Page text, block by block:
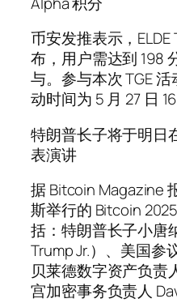
币安发推表示，
布，用户需达到 198
与。参与本次 TGE
动时间为 5 月 27 日
特朗普长子将于明日
表演讲
据 Bitcoin Magazine
斯举行的 Bitcoin
括：特朗普长子小唐
Trump Jr.）、美国参
贝莱德数字资产负责
宫加密事务负责人